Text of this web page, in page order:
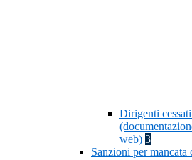
Dirigenti
web) 3
Sanzioni per